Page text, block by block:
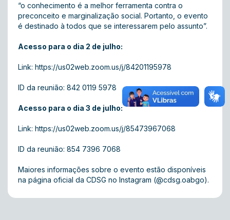
“o conhecimento é a melhor ferramenta contra o
preconceito e marginalização social. Portanto, o evento
é destinado à todos que se interessarem pelo assunto”.
Acesso para o dia 2 de julho:
Link: https://us02web.zoom.us/j/84201195978
ID da reunião: 842 0119 5978
Acesso para o dia 3 de julho:
Link: https://us02web.zoom.us/j/85473967068
ID da reunião: 854 7396 7068
Maiores informações sobre o evento estão disponíveis
na página oficial da CDSG no Instagram (@cdsg.oabgo).